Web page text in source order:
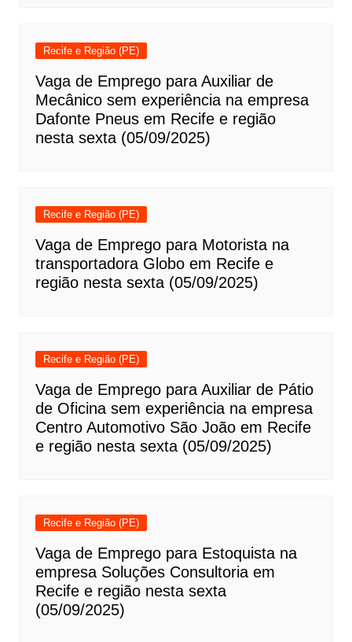
Recife e Região (PE)
Vaga de Emprego para Auxiliar de
Mecânico sem experiência na empresa
Dafonte Pneus em Recife e região
nesta sexta (05/09/2025)
Recife e Região (PE)
Vaga de Emprego para Motorista na
transportadora Globo em Recife e
região nesta sexta (05/09/2025)
Recife e Região (PE)
Vaga de Emprego para Auxiliar de Pátio
de Oficina sem experiência na empresa
Centro Automotivo São João em Recife
e região nesta sexta (05/09/2025)
Recife e Região (PE)
Vaga de Emprego para Estoquista na
empresa Soluções Consultoria em
Recife e região nesta sexta
(05/09/2025)